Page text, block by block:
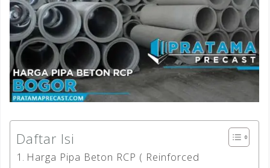
Daftar Isi
Harga Pipa Beton RCP ( Reinforced